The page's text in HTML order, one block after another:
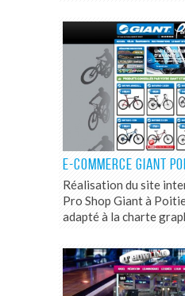
E-COMMERCE GIANT
Réalisation du site
Pro Shop Giant à
adapté à la charte